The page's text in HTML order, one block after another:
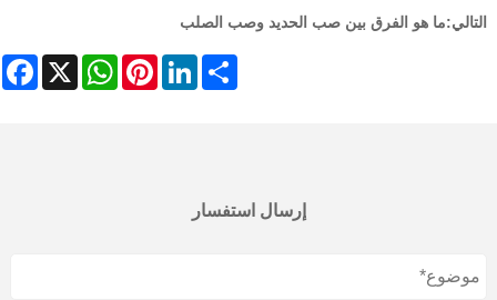
التالي:ما هو الفرق بين صب الحديد وصب الصلب
X
WhatsAppPinterestLinkedInShare
إرسال استفسار